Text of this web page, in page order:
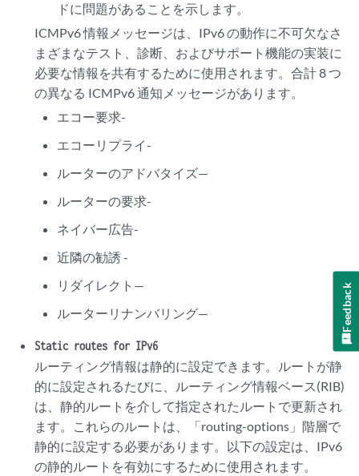
ドに問題があることを示します。
ICMPv6 情報メッセージは、IPv6 の動作に不可欠なさ
まざまなテスト、診断、およびサポート機能の実装に
必要な情報を共有するために使用されます。合計 8 つ
の異なる ICMPv6 通知メッセージがあります。
エコー要求-
エコーリプライ-
ルーターのアドバタイズ—
ルーターの要求-
ネイバー広告-
近隣の勧誘 -
リダイレクト—
ルーターリナンバリング—
Static routes for IPv6
ルーティング情報は静的に設定できます。ルートが静
的に設定されるたびに、ルーティング情報ベース(RIB)
は、静的ルートを介して指定されたルートで更新され
ます。これらのルートは、「routing-options」階層で
静的に設定する必要があります。以下の設定は、IPv6
の静的ルートを有効にするために使用されます。
Feedback